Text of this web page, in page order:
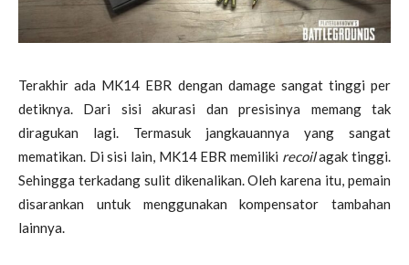
Terakhir ada MK14 EBR dengan damage sangat tinggi per
detiknya. Dari sisi akurasi dan presisinya memang tak
diragukan lagi. Termasuk jangkauannya yang sangat
mematikan. Di sisi lain, MK14 EBR memiliki recoilagak tinggi.
Sehingga terkadang sulit dikenalikan. Oleh karena itu, pemain
disarankan untuk menggunakan kompensator tambahan
lainnya.